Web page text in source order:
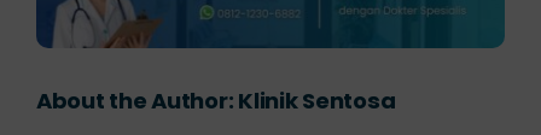
About the Author: Klinik Sentosa